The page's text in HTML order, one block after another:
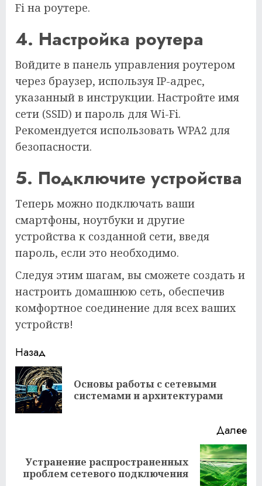
Fi на роутере.
4. Настройка роутера
Войдите в панель управления роутером
через браузер, используя IP-адрес,
указанный в инструкции. Настройте имя
сети (SSID) и пароль для Wi-Fi.
Рекомендуется использовать WPA2 для
безопасности.
5. Подключите устройства
Теперь можно подключать ваши
смартфоны, ноутбуки и другие
устройства к созданной сети, введя
пароль, если это необходимо.
Следуя этим шагам, вы сможете создать и
настроить домашнюю сеть, обеспечив
комфортное соединение для всех ваших
устройств!
Продолжить
чтение
Назад
Основы работы с сетевыми
системами и архитектурами
Далее
Следующая
запись:
Устранение распространенных
проблем сетевого подключения